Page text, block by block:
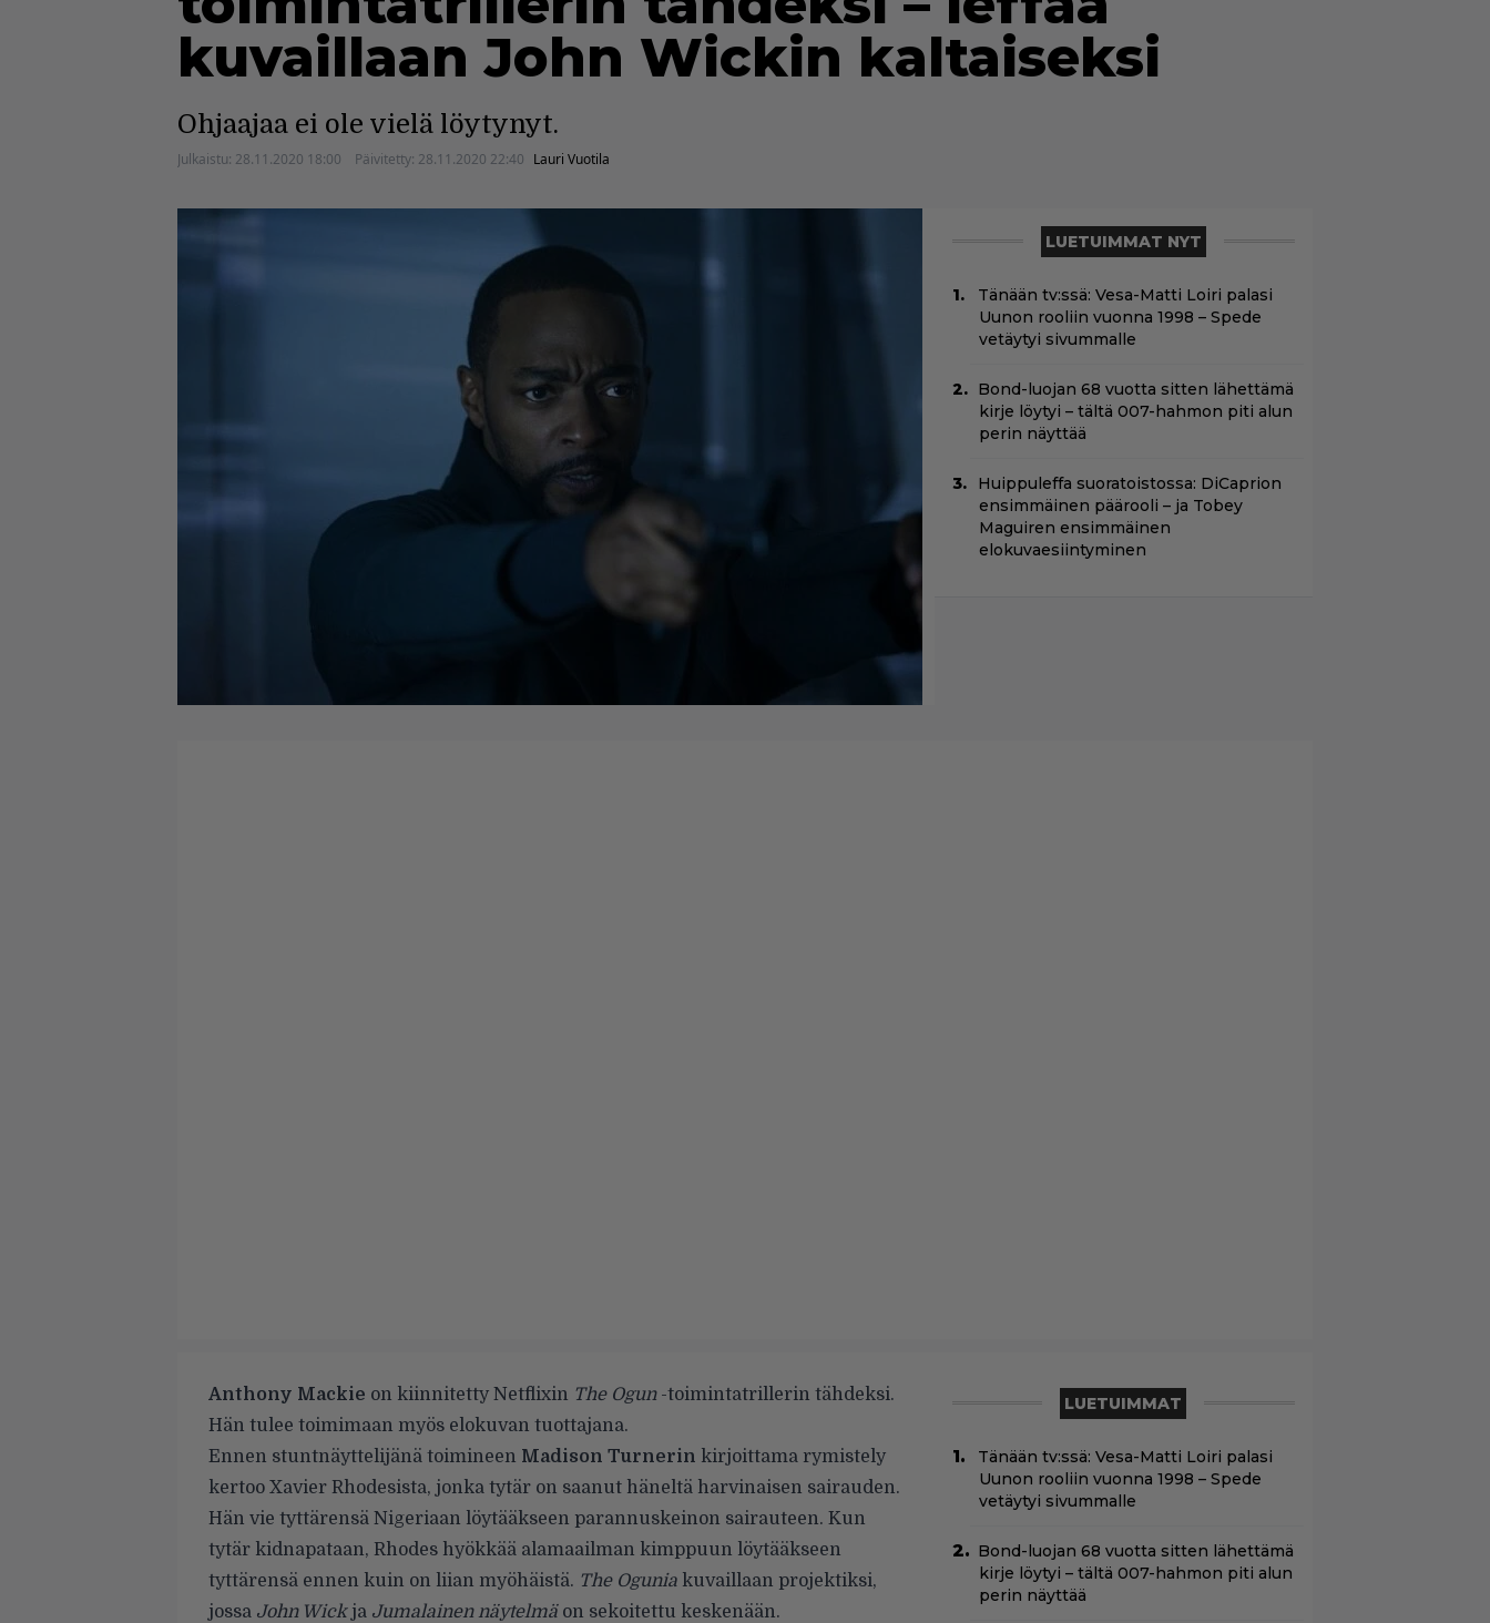
kuvaillaan John Wickin kaltaiseksi
Ohjaajaa ei ole vielä löytynyt.
Julkaistu: 28.11.2020 18:00 Päivitetty: 28.11.2020 22:40 Lauri Vuotila
LUETUIMMAT NYT
Tänään tv:ssä: Vesa-Matti Loiri palasi
Uunon rooliin vuonna 1998 – Spede
vetäytyi sivummalle
Bond-luojan 68 vuotta sitten lähettämä
kirje löytyi – tältä 007-hahmon piti alun
perin näyttää
Huippuleffa suoratoistossa: DiCaprion
ensimmäinen päärooli – ja Tobey
Maguiren ensimmäinen
elokuvaesiintyminen
Anthony Mackie on kiinnitetty Netflixin The Ogun-toimintatrillerin tähdeksi.
Hän tulee toimimaan myös elokuvan tuottajana.
Ennen stuntnäyttelijänä toimineen Madison Turnerin kirjoittama rymistely
kertoo Xavier Rhodesista, jonka tytär on saanut häneltä harvinaisen sairauden.
Hän vie tyttärensä Nigeriaan löytääkseen parannuskeinon sairauteen. Kun
tytär kidnapataan, Rhodes hyökkää alamaailman kimppuun löytääkseen
tyttärensä ennen kuin on liian myöhäistä. The Ogunia kuvaillaan projektiksi,
jossa John Wickja Jumalainen näytelmäon sekoitettu keskenään.
LUETUIMMAT
Tänään tv:ssä: Vesa-Matti Loiri palasi
Uunon rooliin vuonna 1998 – Spede
vetäytyi sivummalle
Bond-luojan 68 vuotta sitten lähettämä
kirje löytyi – tältä 007-hahmon piti alun
perin näyttää